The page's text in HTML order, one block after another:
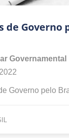
de Governo
Governamental
Governo pelo